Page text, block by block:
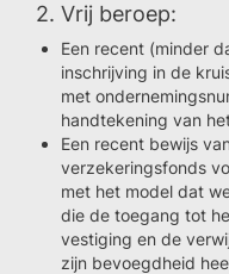
2. Vrij beroep:
Een recent (minder
inschrijving in de
met
handtekening van
Een recent bewijs
verzekeringsfonds
met het model dat
die de toegang tot
vestiging en de
zijn bevoegdheid